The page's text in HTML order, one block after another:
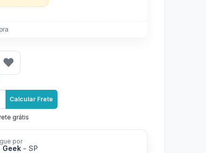
Calcular Frete
grátis
por
Geek - SP